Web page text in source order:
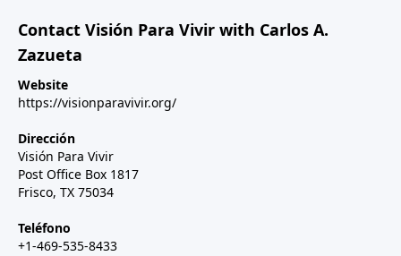
Contact Visión Para Vivir with Carlos A.
Zazueta
Website
https://visionparavivir.org/
Dirección
Visión Para Vivir
Post Office Box 1817
Frisco, TX 75034
Teléfono
+1-469-535-8433